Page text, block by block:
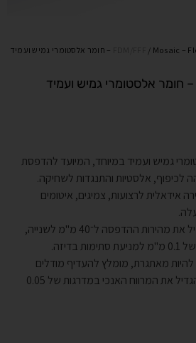
/ Mosaic – Flex (TPU) – חומר אלסטומרי גמיש ועמיד
Mosaic – Flex (TPU) – חומר אלסטומרי גמיש ועמיד
גמיש ועמיד במיוחד, המיועד להדפסת
לכיפוף, אלסטיות והתנגדות לשחיקה.
אידאלית לרצועות, צמיגים, איטומים
בעת ההדפסה, מומלץ להגביל את מהירות ההדפסה ל־40 מ"מ לשנייה,
מאתגרת, מומלץ להעדיף מודלים
שאינם דורשים תמיכות, או להגדיל את המרווח האנכי במדרגות של 0.05